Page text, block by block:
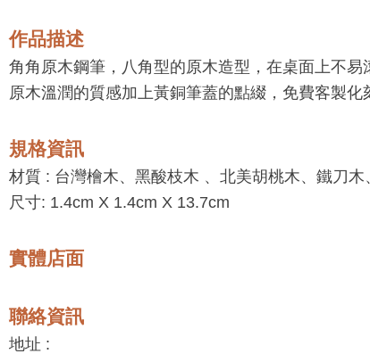
作品描述
角角原木鋼筆，八角型的原木造型，在桌面上不
原木溫潤的質感加上黃銅筆蓋的點綴，免費客製
規格資訊
材質 : 台灣檜木、黑酸枝木 、北美胡桃木、鐵刀
尺寸: 1.4cm X 1.4cm X 13.7cm
實體店面
聯絡資訊
地址 :